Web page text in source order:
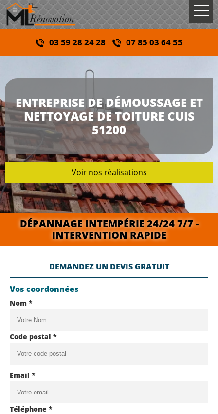
03 59 28 24 28 07 85 03 64 55
ENTREPRISE DE DÉMOUSSAGE ET
NETTOYAGE DE TOITURE CUIS
51200
Voir nos réalisations
DÉPANNAGE INTEMPÉRIE 24/24 7/7 -
INTERVENTION RAPIDE
DEMANDEZ UN DEVIS GRATUIT
Vos coordonnées
Nom *
Code postal *
Email *
Téléphone *